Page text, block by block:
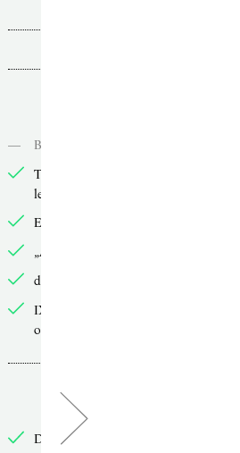
—
Bücher online lesen
TdZ-Artikel seit 2013 online
lesen
Exklusive Online-Artikel lesen
„Arbeitsbücher“ online lesen
double-Artikel online lesen
IXYPSILONZETT-Artikel
online lesen
PDF-Downloads
Die aktuelle TdZ-Ausgabe